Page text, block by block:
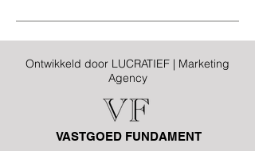
Ontwikkeld door LUCRATIEF | Marketing
Agency
VASTGOED FUNDAMENT